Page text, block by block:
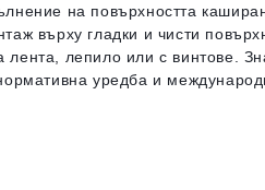
на повърхността
върху гладки и чисти
лепило или с винтове.
уредба и